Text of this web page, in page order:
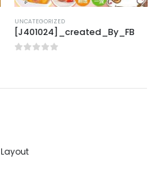
UNCATEGORIZED
[J401024]_created_By_FB